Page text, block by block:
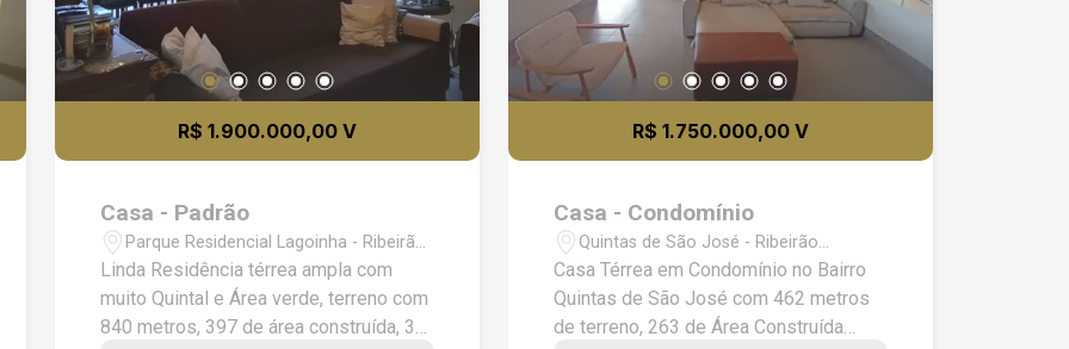
R$ 1.900.000,00 V
Casa - Padrão
Parque Residencial Lagoinha - Ribeirão
Preto/SP
Linda Residência térrea ampla com
muito Quintal e Área verde, terreno com
840 metros, 397 de área construída, 3
R$ 1.750.000,00 V
Casa - Condomínio
Quintas de São José - Ribeirão
Preto/SP
Casa Térrea em Condomínio no Bairro
Quintas de São José com 462 metros
de terreno, 263 de Área Construída